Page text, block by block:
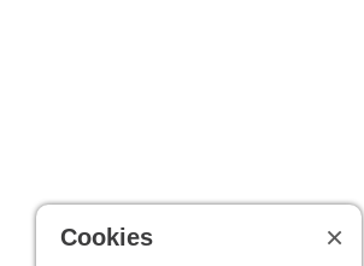
Cookies ×